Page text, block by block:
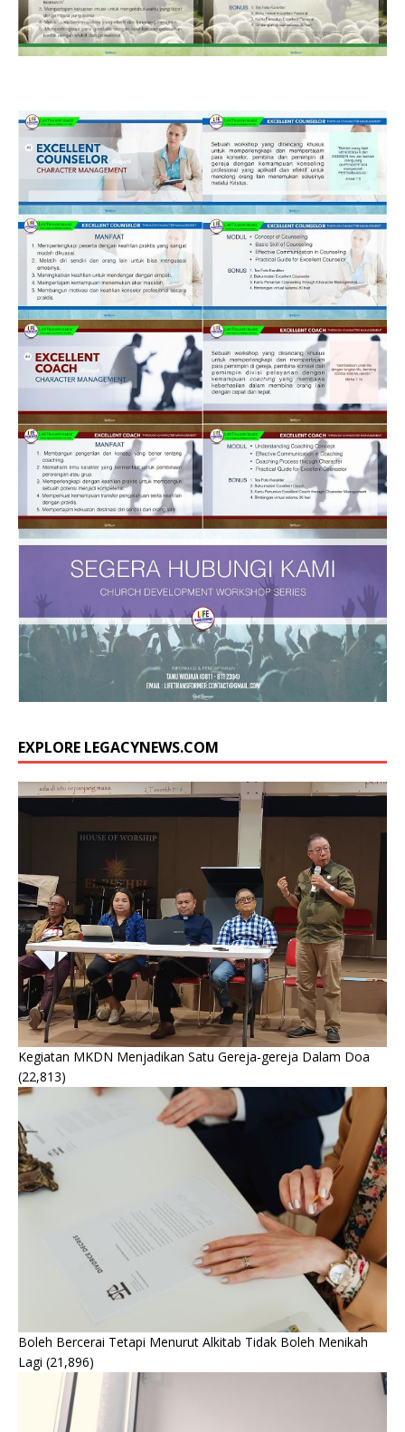
EXPLORE LEGACYNEWS.COM
Kegiatan MKDN Menjadikan Satu Gereja-gereja Dalam Doa
(22,813)
Boleh Bercerai Tetapi Menurut Alkitab Tidak Boleh Menikah
Lagi (21,896)